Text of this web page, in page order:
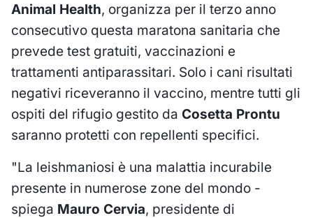
Animal Health, organizza per il terzo anno
consecutivo questa maratona sanitaria che
prevede test gratuiti, vaccinazioni e
trattamenti antiparassitari. Solo i cani risultati
negativi riceveranno il vaccino, mentre tutti gli
ospiti del rifugio gestito da Cosetta Prontu
saranno protetti con repellenti specifici.
"La leishmaniosi è una malattia incurabile
presente in numerose zone del mondo -
spiega Mauro Cervia, presidente di